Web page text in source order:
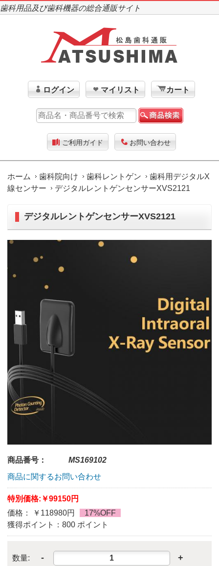
歯科用品及び歯科機器の総合通販サイト
ログイン マイリスト カート
ご利用ガイド お問い合わせ
ホーム 歯科院向け 歯科レントゲン
歯科用デジタルX
線センサー
デジタルレントゲンセンサーXVS2121
デジタルレントゲンセンサーXVS2121
商品番号：
MS169102
商品に関するお問い合わせ
特別価格: ￥99150円
価格： ￥118980円
17%OFF
獲得ポイント：800 ポイント
数量: - +